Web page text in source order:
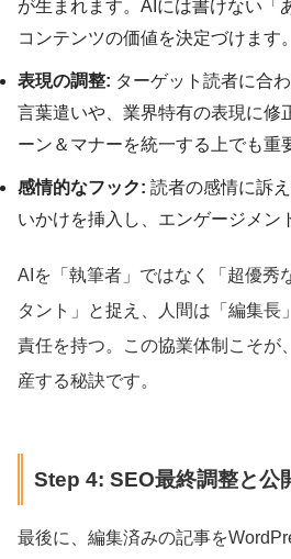
が生まれます。AIには書けない「
コンテンツの価値を決定づけます。
表現の調整: ターゲット読者に合
言葉遣いや、業界特有の表現に修
ーン＆マナーを統一する上でも重
感情的なフック: 読者の感情に訴
いかけを挿入し、エンゲージメン
AIを「執筆者」ではなく「超優秀
タント」と捉え、人間は「編集長
責任を持つ。この協業体制こそが
産する秘訣です。
Step 4: SEO最終調整と公
最後に、編集済みの記事を